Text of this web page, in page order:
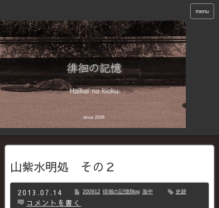
menu
山紫水明処 その２
2013.07.14 200912 徘徊の記憶Blog 洛中 史跡
コメントを書く